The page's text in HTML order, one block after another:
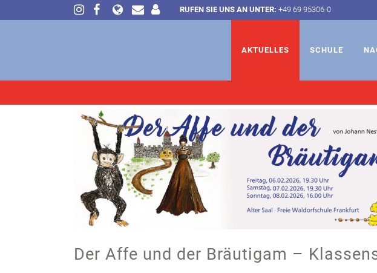
RUFEN SIE UNS AN UNTER: +49 69 95306-0
AKTUELLES SCHULE
Der Affe und der Bräutigam –